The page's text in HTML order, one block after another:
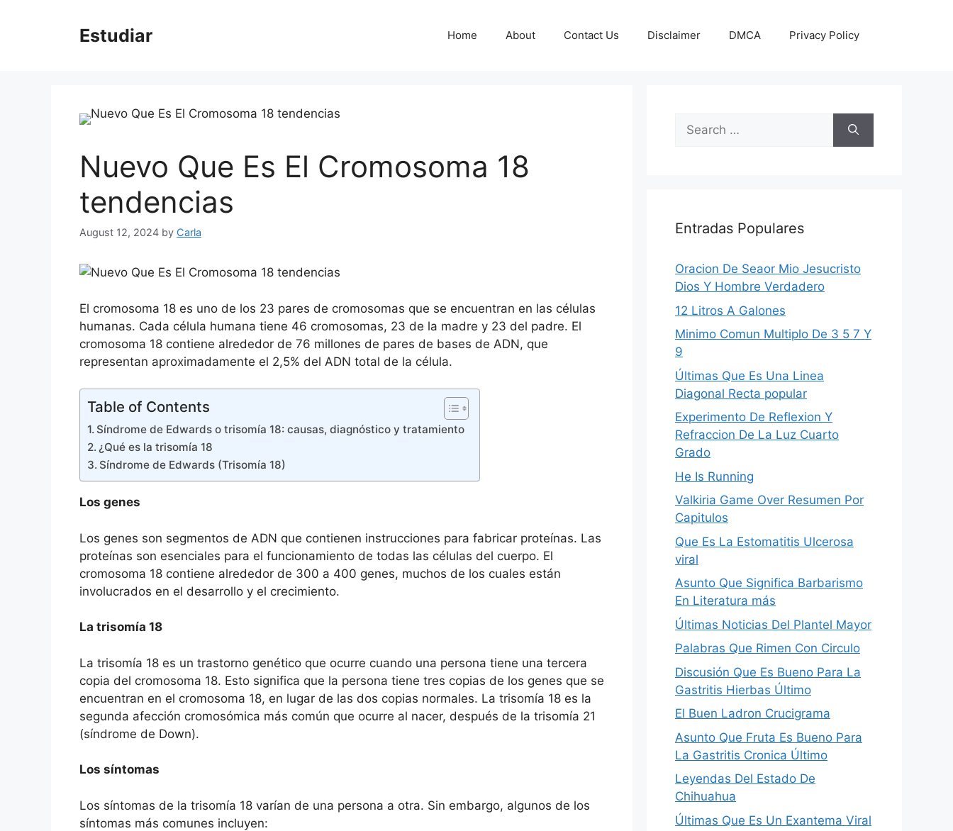
Estudiar Home About Contact Us Disclaimer DMCA Privacy Policy
Nuevo Que Es El Cromosoma 18
tendencias
August 12, 2024 by Carla
El cromosoma 18 es uno de los 23 pares de cromosomas que se encuentran en las células
humanas. Cada célula humana tiene 46 cromosomas, 23 de la madre y 23 del padre. El
cromosoma 18 contiene alrededor de 76 millones de pares de bases de ADN, que
representan aproximadamente el 2,5% del ADN total de la célula.
Table of Contents
Síndrome de Edwards o trisomía 18: causas, diagnóstico y tratamiento
¿Qué es la trisomía 18
Síndrome de Edwards (Trisomía 18)
Los genes
Los genes son segmentos de ADN que contienen instrucciones para fabricar proteínas. Las
proteínas son esenciales para el funcionamiento de todas las células del cuerpo. El
cromosoma 18 contiene alrededor de 300 a 400 genes, muchos de los cuales están
involucrados en el desarrollo y el crecimiento.
La trisomía 18
La trisomía 18 es un trastorno genético que ocurre cuando una persona tiene una tercera
copia del cromosoma 18. Esto significa que la persona tiene tres copias de los genes que se
encuentran en el cromosoma 18, en lugar de las dos copias normales. La trisomía 18 es la
segunda afección cromosómica más común que ocurre al nacer, después de la trisomía 21
(síndrome de Down).
Los síntomas
Los síntomas de la trisomía 18 varían de una persona a otra. Sin embargo, algunos de los
síntomas más comunes incluyen:
Search
for:
Entradas Populares
Oracion De Seaor Mio Jesucristo
Dios Y Hombre Verdadero
12 Litros A Galones
Minimo Comun Multiplo De 3 5 7 Y
9
Últimas Que Es Una Linea
Diagonal Recta popular
Experimento De Reflexion Y
Refraccion De La Luz Cuarto
Grado
He Is Running
Valkiria Game Over Resumen Por
Capitulos
Que Es La Estomatitis Ulcerosa
viral
Asunto Que Significa Barbarismo
En Literatura más
Últimas Noticias Del Plantel Mayor
Palabras Que Rimen Con Circulo
Discusión Que Es Bueno Para La
Gastritis Hierbas Último
El Buen Ladron Crucigrama
Asunto Que Fruta Es Bueno Para
La Gastritis Cronica Último
Leyendas Del Estado De
Chihuahua
Últimas Que Es Un Exantema Viral